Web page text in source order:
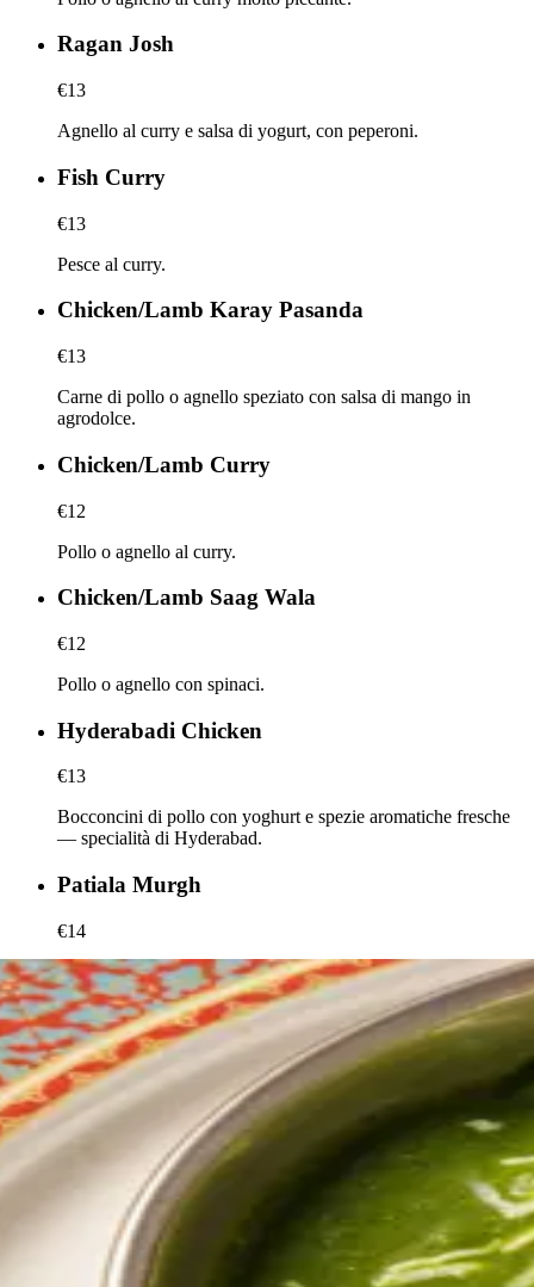
Ragan Josh
€13
Agnello al curry e salsa di yogurt, con peperoni.
Fish Curry
€13
Pesce al curry.
Chicken/Lamb Karay Pasanda
€13
Carne di pollo o agnello speziato con salsa di mango in
agrodolce.
Chicken/Lamb Curry
€12
Pollo o agnello al curry.
Chicken/Lamb Saag Wala
€12
Pollo o agnello con spinaci.
Hyderabadi Chicken
€13
Bocconcini di pollo con yoghurt e spezie aromatiche fresche
— specialità di Hyderabad.
Patiala Murgh
€14
Bocconcini di pollo, specialità di Patiala.